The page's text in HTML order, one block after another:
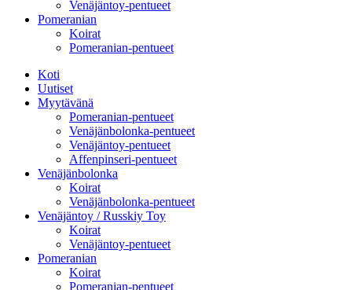
Venäjäntoy-pentueet
Pomeranian
Koirat
Pomeranian-pentueet
Koti
Uutiset
Myytävänä
Pomeranian-pentueet
Venäjänbolonka-pentueet
Venäjäntoy-pentueet
Affenpinseri-pentueet
Venäjänbolonka
Koirat
Venäjänbolonka-pentueet
Venäjäntoy / Russkiy Toy
Koirat
Venäjäntoy-pentueet
Pomeranian
Koirat
Pomeranian-pentueet